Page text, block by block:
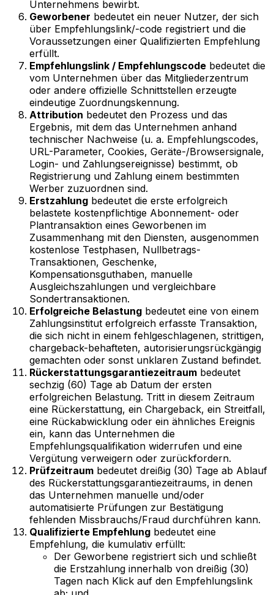
Unternehmens bewirbt.
Geworbener bedeutet ein neuer Nutzer, der sich
über Empfehlungslink/-code registriert und die
Voraussetzungen einer Qualifizierten Empfehlung
erfüllt.
Empfehlungslink / Empfehlungscode bedeutet die
vom Unternehmen über das Mitgliederzentrum
oder andere offizielle Schnittstellen erzeugte
eindeutige Zuordnungskennung.
Attribution bedeutet den Prozess und das
Ergebnis, mit dem das Unternehmen anhand
technischer Nachweise (u. a. Empfehlungscodes,
URL-Parameter, Cookies, Geräte-/Browsersignale,
Login- und Zahlungsereignisse) bestimmt, ob
Registrierung und Zahlung einem bestimmten
Werber zuzuordnen sind.
Erstzahlung bedeutet die erste erfolgreich
belastete kostenpflichtige Abonnement- oder
Plantransaktion eines Geworbenen im
Zusammenhang mit den Diensten, ausgenommen
kostenlose Testphasen, Nullbetrags-
Transaktionen, Geschenke,
Kompensationsguthaben, manuelle
Ausgleichszahlungen und vergleichbare
Sondertransaktionen.
Erfolgreiche Belastung bedeutet eine von einem
Zahlungsinstitut erfolgreich erfasste Transaktion,
die sich nicht in einem fehlgeschlagenen, strittigen,
chargeback-behafteten, autorisierungsrückgängig
gemachten oder sonst unklaren Zustand befindet.
Rückerstattungsgarantiezeitraum bedeutet
sechzig (60) Tage ab Datum der ersten
erfolgreichen Belastung. Tritt in diesem Zeitraum
eine Rückerstattung, ein Chargeback, ein Streitfall,
eine Rückabwicklung oder ein ähnliches Ereignis
ein, kann das Unternehmen die
Empfehlungsqualifikation widerrufen und eine
Vergütung verweigern oder zurückfordern.
Prüfzeitraum bedeutet dreißig (30) Tage ab Ablauf
des Rückerstattungsgarantiezeitraums, in denen
das Unternehmen manuelle und/oder
automatisierte Prüfungen zur Bestätigung
fehlenden Missbrauchs/Fraud durchführen kann.
Qualifizierte Empfehlung bedeutet eine
Empfehlung, die kumulativ erfüllt:
Der Geworbene registriert sich und schließt
die Erstzahlung innerhalb von dreißig (30)
Tagen nach Klick auf den Empfehlungslink